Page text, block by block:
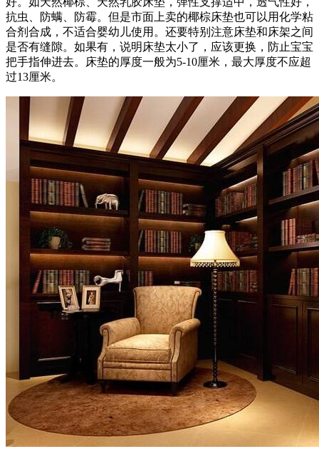
抗虫、防螨、防霉。但是市面上卖的椰棕床垫也可以用化学粘
合剂合成，不适合婴幼儿使用。还要特别注意床垫和床架之间
是否有缝隙。如果有，说明床垫太小了，应该更换，防止宝宝
把手指伸进去。床垫的厚度一般为5-10厘米，最大厚度不应超
过13厘米。